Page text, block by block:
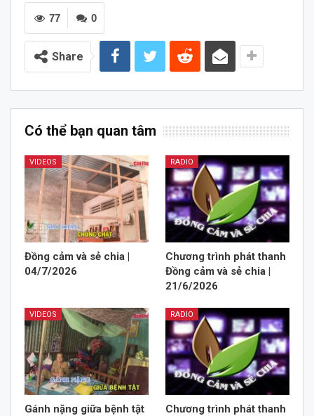
0
77
Share
Có thể bạn quan tâm
VIDEOS
Đồng cảm và sẻ chia |
04/7/2026
RADIO
Chương trình phát thanh
Đồng cảm và sẻ chia |
21/6/2026
VIDEOS
Gánh nặng giữa bệnh tật
RADIO
Chương trình phát thanh